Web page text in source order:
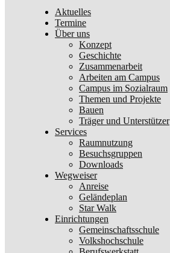
Aktuelles
Termine
Über uns
Konzept
Geschichte
Zusammenarbeit
Arbeiten am Campus
Campus im Sozialraum
Themen und Projekte
Bauen
Träger und Unterstützer
Services
Raumnutzung
Besuchsgruppen
Downloads
Wegweiser
Anreise
Geländeplan
Star Walk
Einrichtungen
Gemeinschaftsschule
Volkshochschule